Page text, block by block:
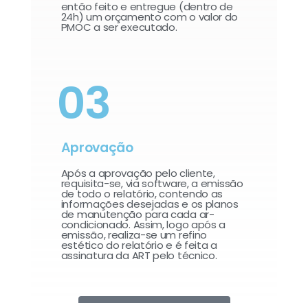
então feito e entregue (dentro de
24h) um orçamento com o valor do
PMOC a ser executado.
03
Aprovação
Após a aprovação pelo cliente,
requisita-se, via software, a emissão
de todo o relatório, contendo as
informações desejadas e os planos
de manutenção para cada ar-
condicionado. Assim, logo após a
emissão, realiza-se um refino
estético do relatório e é feita a
assinatura da ART pelo técnico.